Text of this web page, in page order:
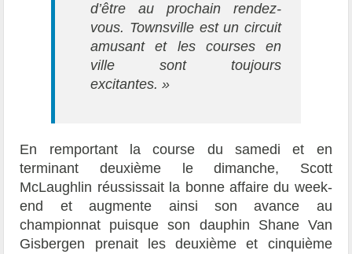
d’être au prochain rendez-
vous. Townsville est un circuit
amusant et les courses en
ville sont toujours
excitantes. »
En remportant la course du samedi et en
terminant deuxième le dimanche, Scott
McLaughlin réussissait la bonne affaire du week-
end et augmente ainsi son avance au
championnat puisque son dauphin Shane Van
Gisbergen prenait les deuxième et cinquième